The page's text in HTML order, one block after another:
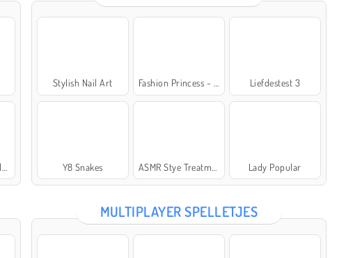
Stylish Nail Art Liefdestest 3
Y8 Snakes Lady Popular
MULTIPLAYER SPELLETJES